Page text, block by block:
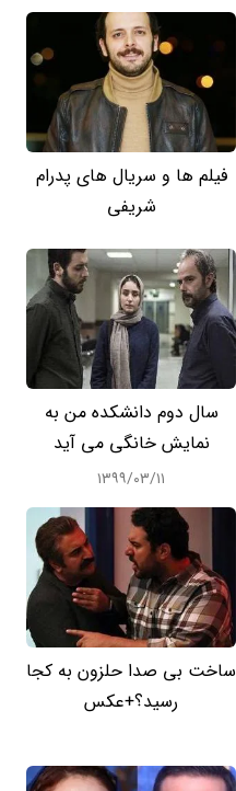
فیلم ها و سریال های پدرام
شریفی
سال دوم دانشکده من به
نمایش خانگی می آید
۱۳۹۹/۰۳/۱۱
ساخت بی صدا حلزون به کجا
رسید؟+عکس